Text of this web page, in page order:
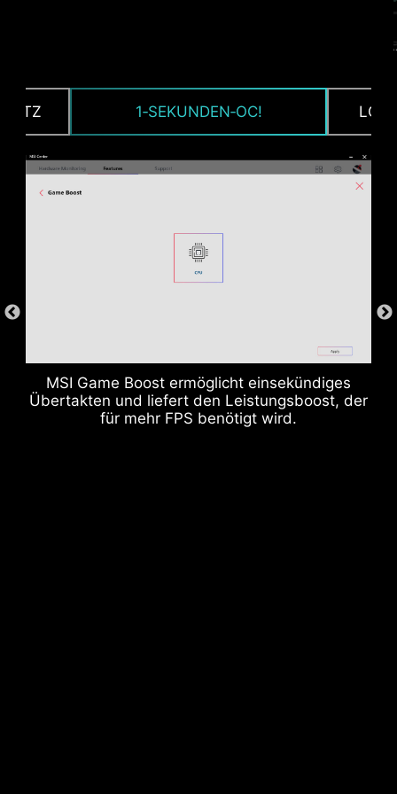
1‑SEKUNDEN‑OC!
MSI Game Boost ermöglicht einsekündiges
Übertakten und liefert den Leistungsboost, der
für mehr FPS benötigt wird.
CPU / PWM IC
DDR RAM Slots